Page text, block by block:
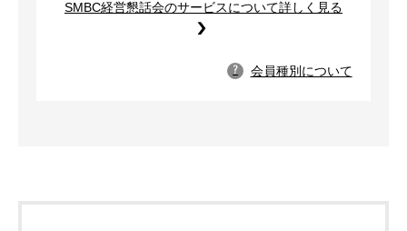
SMBC経営懇話会のサービスについて詳しく見る
? 会員種別について